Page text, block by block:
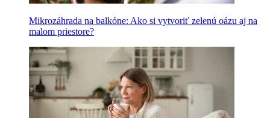
Mikrozáhrada na balkóne: Ako si vytvoriť zelenú oázu aj na
malom priestore?